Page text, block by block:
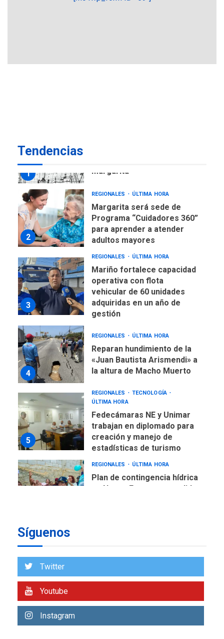
Tendencias
REGIONALES ÚLTIMA HORA
1
Margarita
2
REGIONALES ÚLTIMA HORA
Margarita será sede de
Programa “Cuidadores 360”
para aprender a atender
adultos mayores
3
REGIONALES ÚLTIMA HORA
Mariño fortalece capacidad
operativa con flota
vehicular de 60 unidades
adquiridas en un año de
gestión
4
REGIONALES ÚLTIMA HORA
Reparan hundimiento de la
«Juan Bautista Arismendi» a
la altura de Macho Muerto
5
REGIONALES
TECNOLOGÍA
ÚLTIMA HORA
Fedecámaras NE y Unimar
trabajan en diplomado para
creación y manejo de
estadísticas de turismo
REGIONALES ÚLTIMA HORA
Plan de contingencia hídrica
en Nueva Esparta consolida
7
Síguenos
Twitter
Youtube
Instagram